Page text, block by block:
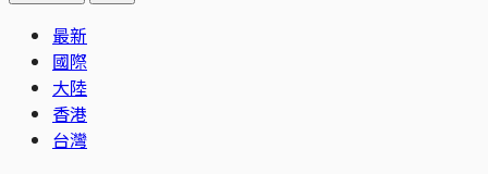
最新
國際
大陸
香港
台灣